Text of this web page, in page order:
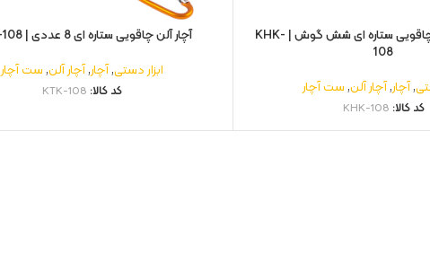
ست 8 پارچه آلن چاقویی ستاره ای شش گوش | KHK-
108
,آچار,آچار آلن,ست آچار
کد کالا: KHK-108
آچار آلن چاقویی ستاره ای 8 عددی | KTK-108
ابزار دستی,آچار,آچار آلن,ست آچار
کد کالا: KTK-108